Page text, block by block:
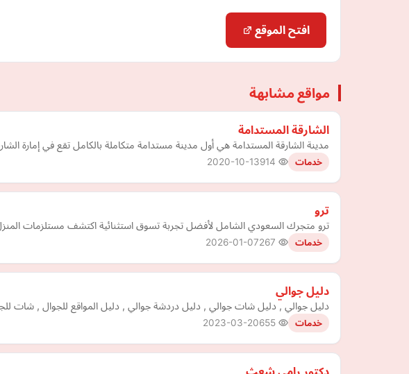
افتح الموقع
مواقع مشابهة
الشارقة المستدامة
مدينة الشارقة المستدامة هي أول مدينة مستدامة متكاملة بالكامل تقع في إمارة
خدمات 2020-10-13
ترو
ترو متجرك السعودي الشامل لأفضل تجربة تسوق استثنائية اكتشف مستلزمات المنزل
خدمات 2026-01-07
دليل جوالي
دليل جوالي , دليل شات جوالي , دليل دردشة جوالي , دليل المواقع للجوال , شات
خدمات 2023-03-20